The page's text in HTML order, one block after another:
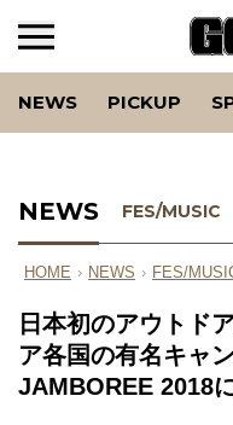
NEWS PICKUP
NEWS FES/MUSIC
HOME › NEWS › FES/
日本初のアウトド
ア各国の有名キャ
JAMBOREE 2018